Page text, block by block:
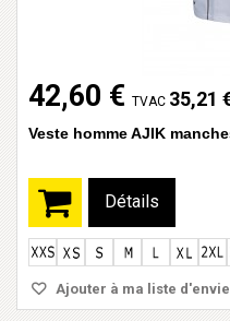
42,60 € TVAC 35,21
Veste homme AJIK
Détails
Ajouter à ma liste